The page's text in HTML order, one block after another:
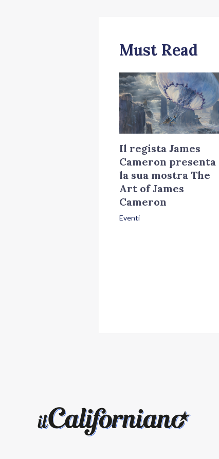
Must Read
Il regista James
Cameron presenta
la sua mostra The
Art of James
Cameron
Eventi